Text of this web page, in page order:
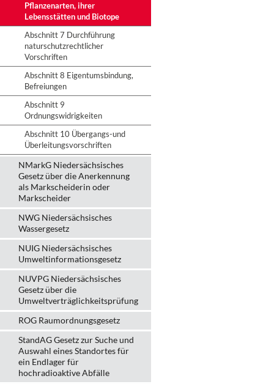
Pflanzenarten, ihrer
Lebensstätten und Biotope
Abschnitt 7 Durchführung
naturschutzrechtlicher
Vorschriften
Abschnitt 8 Eigentumsbindung,
Befreiungen
Abschnitt 9
Ordnungswidrigkeiten
Abschnitt 10 Übergangs-und
Überleitungsvorschriften
NMarkG Niedersächsisches
Gesetz über die Anerkennung
als Markscheiderin oder
Markscheider
NWG Niedersächsisches
Wassergesetz
NUIG Niedersächsisches
Umweltinformationsgesetz
NUVPG Niedersächsisches
Gesetz über die
Umweltverträglichkeitsprüfung
ROG Raumordnungsgesetz
StandAG Gesetz zur Suche und
Auswahl eines Standortes für
ein Endlager für
hochradioaktive Abfälle